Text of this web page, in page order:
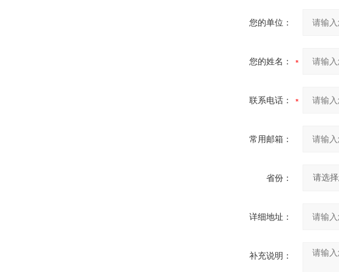
您的单位：
您的姓名：
联系电话：
常用邮箱：
省份：
详细地址：
补充说明：